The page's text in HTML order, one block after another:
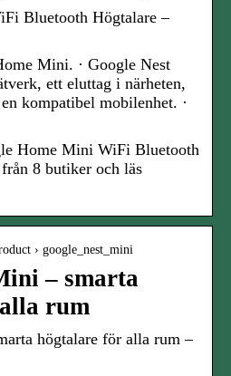
Bluetooth Högtalare –
Mini. · Google Nest
ett eluttag i närheten,
kompatibel mobilenhet. ·
Home Mini WiFi Bluetooth
8 butiker och läs
› google_nest_mini
– smarta
rum
högtalare för alla rum –